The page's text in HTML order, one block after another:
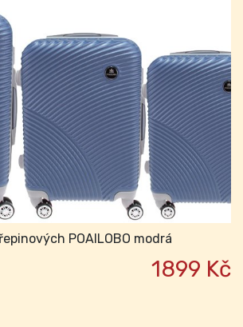
POAILOBO modrá
1899 Kč